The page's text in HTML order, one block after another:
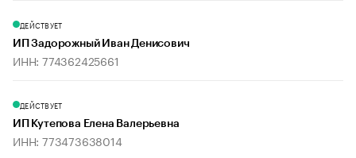
ДЕЙСТВУЕТ
ИП Задорожный Иван Денисович
ИНН: 774362425661
ДЕЙСТВУЕТ
ИП Кутепова Елена Валерьевна
ИНН: 773473638014